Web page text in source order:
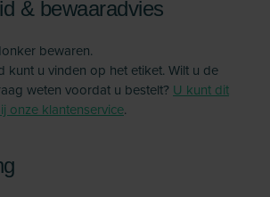
& bewaaradvies
bewaren.
kunt u vinden op het etiket. Wilt u de
weten voordat u bestelt? U kunt dit
onze klantenservice.